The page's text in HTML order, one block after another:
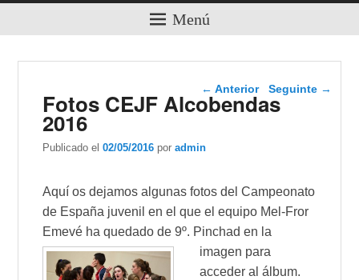
Menú
Navegador de artigos
← Anterior Seguinte →
Fotos CEJF Alcobendas
2016
Publicado el02/05/2016 poradmin
Aquí os dejamos algunas fotos del Campeonato
de España juvenil en el que el equipo Mel-Fror
Emevé ha quedado de 9º. Pinchad en la
imagen para
acceder al álbum.